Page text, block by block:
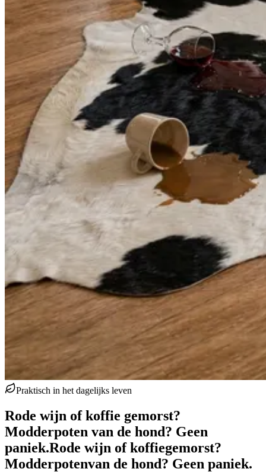
Praktisch in het dagelijks leven
Rode wijn of koffie gemorst?
Modderpoten van de hond? Geen
paniek.Rode wijn of koffiegemorst?
Modderpotenvan de hond? Geen paniek.